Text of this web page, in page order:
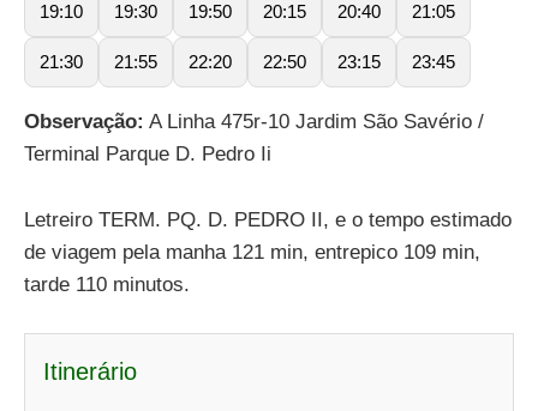
19:10 19:30 19:50 20:15 20:40 21:05
21:30 21:55 22:20 22:50 23:15 23:45
Observação: A Linha 475r-10 Jardim São Savério /
Terminal Parque D. Pedro Ii
Letreiro TERM. PQ. D. PEDRO II, e o tempo estimado
de viagem pela manha 121 min, entrepico 109 min,
tarde 110 minutos.
Itinerário